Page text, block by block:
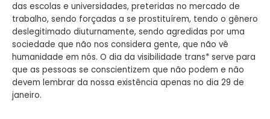
das escolas e universidades, preteridas no mercado de
trabalho, sendo forçadas a se prostituírem, tendo o gênero
deslegitimado diuturnamente, sendo agredidas por uma
sociedade que não nos considera gente, que não vê
humanidade em nós. O dia da visibilidade trans* serve para
que as pessoas se conscientizem que não podem e não
devem lembrar da nossa existência apenas no dia 29 de
janeiro.